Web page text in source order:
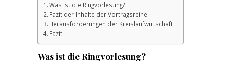
Was ist die Ringvorlesung?
Fazit der Inhalte der Vortragsreihe
Herausforderungen der Kreislaufwirtschaft
Fazit
Was ist die Ringvorlesung?